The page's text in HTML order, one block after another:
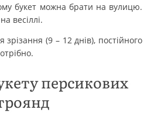
букет можна брати на вулицю.
весіллі.
зрізання (9 – 12 днів), постійного
персикових